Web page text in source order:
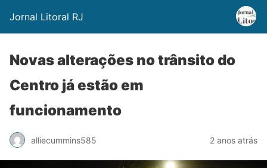
Jornal Litoral RJ
Novas alterações no trânsito do
Centro já estão em
funcionamento
alliecummins585 2 anos atrás